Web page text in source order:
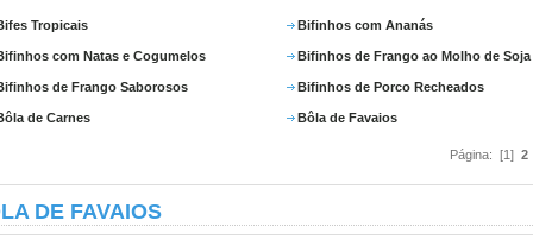
Tropicais Bifinhos com Ananás
com Natas e Cogumelos Bifinhos de Frango ao Molho de Soja
de Frango Saborosos Bifinhos de Porco Recheados
de Carnes Bôla de Favaios
Página: [1] 2
DE FAVAIOS